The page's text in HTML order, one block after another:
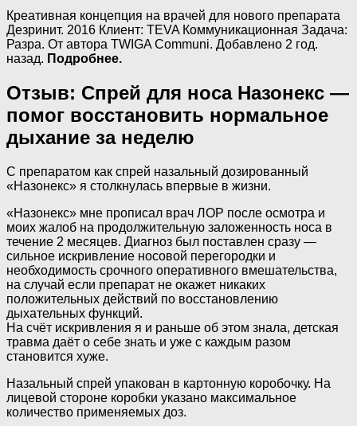
Креативная концепция на врачей для нового препарата
Дезринит. 2016 Клиент: TEVA Коммуникационная Задача:
Разра. От автора TWIGA Communi. Добавлено 2 год.
назад. Подробнее.
Отзыв: Спрей для носа Назонекс —
помог восстановить нормальное
дыхание за неделю
С препаратом как спрей назальный дозированный
«Назонекс» я столкнулась впервые в жизни.
«Назонекс» мне прописал врач ЛОР после осмотра и
моих жалоб на продолжительную заложенность носа в
течение 2 месяцев. Диагноз был поставлен сразу —
сильное искривление носовой перегородки и
необходимость срочного оперативного вмешательства,
на случай если препарат не окажет никаких
положительных действий по восстановлению
дыхательных функций.
На счёт искривления я и раньше об этом знала, детская
травма даёт о себе знать и уже с каждым разом
становится хуже.
Назальный спрей упакован в картонную коробочку. На
лицевой стороне коробки указано максимальное
количество применяемых доз.